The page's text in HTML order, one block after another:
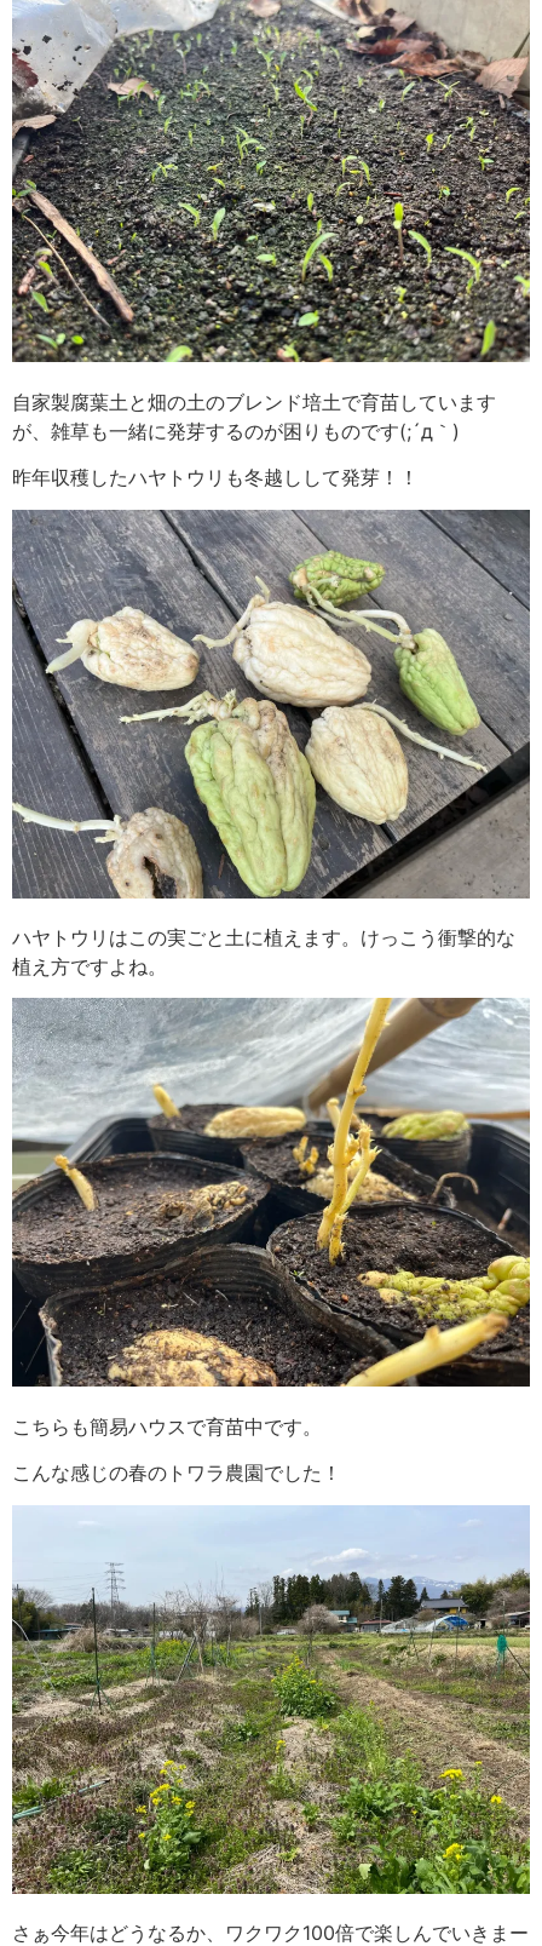
自家製腐葉土と畑の土のブレンド培土で育苗しています
が、雑草も一緒に発芽するのが困りものです(;´д｀)
昨年収穫したハヤトウリも冬越しして発芽！！
ハヤトウリはこの実ごと土に植えます。けっこう衝撃的な
植え方ですよね。
こちらも簡易ハウスで育苗中です。
こんな感じの春のトワラ農園でした！
さぁ今年はどうなるか、ワクワク100倍で楽しんでいきまー